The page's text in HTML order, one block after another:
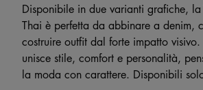
Disponibile in due varianti grafiche, la
Thai è perfetta da abbinare a denim,
costruire outfit dal forte impatto visivo.
unisce stile, comfort e personalità,
la moda con carattere. Disponibili